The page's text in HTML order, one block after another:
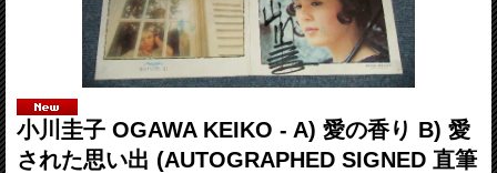
小川圭子 OGAWA KEIKO - A) 愛の香り B) 愛
された思い出 (AUTOGRAPHED SIGNED 直筆